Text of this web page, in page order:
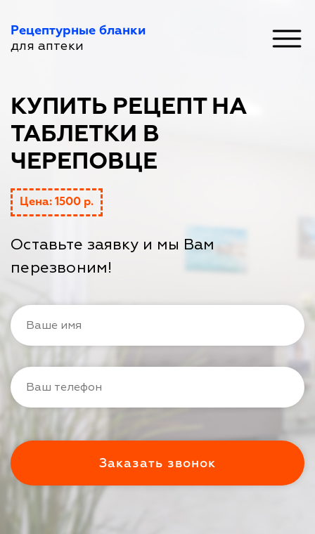
Рецептурные бланки
для аптеки
КУПИТЬ РЕЦЕПТ НА
ТАБЛЕТКИ В
ЧЕРЕПОВЦЕ
Цена: 1500 р.
Оставьте заявку и мы Вам
перезвоним!